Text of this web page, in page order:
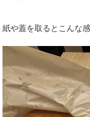
紙や蓋を取るとこんな感